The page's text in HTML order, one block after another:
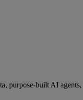
purpose-built AI